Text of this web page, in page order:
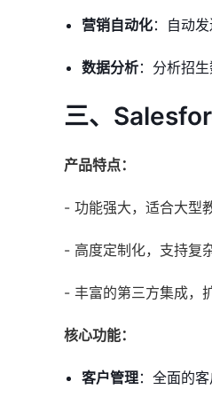
营销自动化：自动
数据分析：分析招
三、
产品特点：
- 功能强大，适合大型
- 高度定制化，支持复
- 丰富的第三方集成，
核心功能：
客户管理：全面的